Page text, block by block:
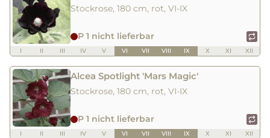
Stockrose, 180 cm, rot, VI-IX
P 1 nicht lieferbar
I II III IV V VI VII VIII IX X XI XII
Alcea Spotlight 'Mars Magic'
Stockrose, 180 cm, rot, VI-IX
P 1 nicht lieferbar
I II III IV V VI VII VIII IX X XI XII